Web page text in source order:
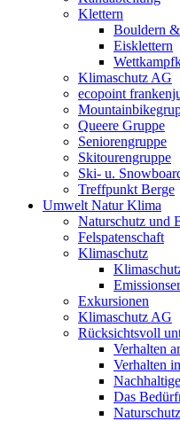
Klettern
Bouldern
Eisklettern
Klimaschutz AG
ecopoint
Queere Gruppe
Seniorengruppe
Skitourengruppe
Ski- u.
Treffpunkt Berge
Umwelt Natur Klima
Naturschutz und
Felspatenschaft
Klimaschutz
Exkursionen
Klimaschutz AG
Rücksichtsvoll
Verhalten
Verhalten
Das